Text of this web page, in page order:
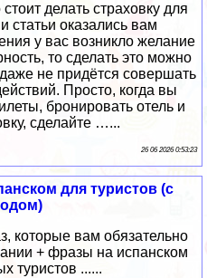
делать страховку для
статьи оказались вам
у вас возникло желание
то сделать это можно
не придётся совершать
Просто, когда вы
бронировать отель и
сделайте …...
26 06 2026 0:53:23
для туристов (с
которые вам обязательно
+ фразы на испанском
туристов ......